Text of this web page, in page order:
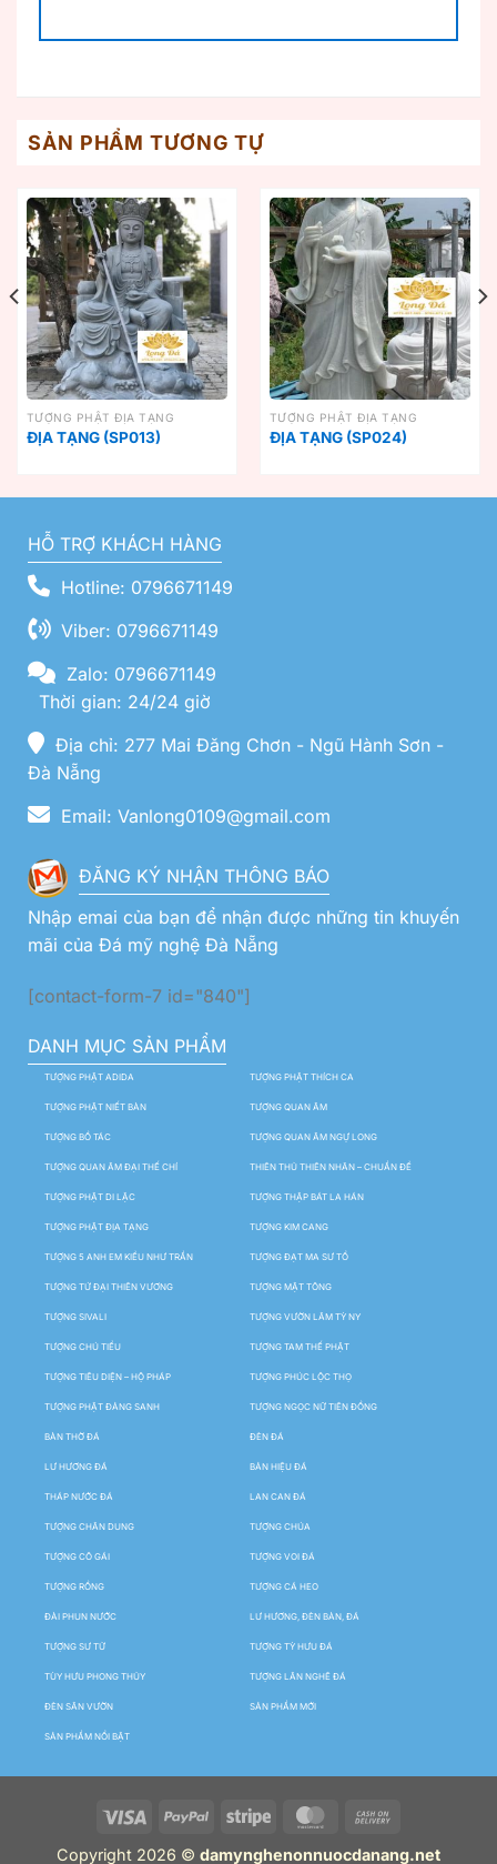
SẢN PHẨM TƯƠNG TỰ
TƯỢNG PHẬT ĐỊA TẠNG
ĐỊA TẠNG (SP013)
TƯỢNG PHẬT ĐỊA TẠNG
ĐỊA TẠNG (SP024)
HỖ TRỢ KHÁCH HÀNG
Hotline: 0796671149
Viber: 0796671149
Zalo: 0796671149
Thời gian: 24/24 giờ
Địa chỉ: 277 Mai Đăng Chơn - Ngũ Hành Sơn -
Đà Nẵng
Email: Vanlong0109@gmail.com
ĐĂNG KÝ NHẬN THÔNG BÁO
Nhập emai của bạn để nhận được những tin khuyến
mãi của Đá mỹ nghệ Đà Nẵng
[contact-form-7 id="840"]
DANH MỤC SẢN PHẨM
TƯỢNG PHẬT ADIDA TƯỢNG PHẬT THÍCH CA
TƯỢNG PHẬT NIẾT BÀN TƯỢNG QUAN ÂM
TƯỢNG BỒ TÁC TƯỢNG QUAN ÂM NGỰ LONG
TƯỢNG QUAN ÂM ĐẠI THẾ CHÍ THIÊN THỦ THIÊN NHÃN – CHUẨN ĐỀ
TƯỢNG PHẬT DI LẶC TƯỢNG THẬP BÁT LA HÁN
TƯỢNG PHẬT ĐỊA TẠNG TƯỢNG KIM CANG
TƯỢNG 5 ANH EM KIỀU NHƯ TRẦN TƯỢNG ĐẠT MA SƯ TỔ
TƯỢNG TỨ ĐẠI THIÊN VƯƠNG TƯỢNG MẬT TÔNG
TƯỢNG SIVALI TƯỢNG VƯỜN LÂM TỲ NY
TƯỢNG CHÚ TIỂU TƯỢNG TAM THẾ PHẬT
TƯỢNG TIÊU DIỆN – HỘ PHÁP TƯỢNG PHÚC LỘC THỌ
TƯỢNG PHẬT ĐẢNG SANH TƯỢNG NGỌC NỮ TIÊN ĐỒNG
BÀN THỜ ĐÁ ĐÈN ĐÁ
LƯ HƯƠNG ĐÁ BẢN HIỆU ĐÁ
THÁP NƯỚC ĐÁ LAN CAN ĐÁ
TƯỢNG CHÂN DUNG TƯỢNG CHÚA
TƯỢNG CÔ GÁI TƯỢNG VOI ĐÁ
TƯỢNG RỒNG TƯỢNG CÁ HEO
ĐÀI PHUN NƯỚC LƯ HƯƠNG, ĐÈN BÀN, ĐÁ
TƯỢNG SƯ TỬ TƯỢNG TỲ HƯU ĐÁ
TÙY HƯU PHONG THỦY TƯỢNG LÂN NGHÊ ĐÁ
ĐÈN SÂN VƯỜN SẢN PHẨM MỚI
SẢN PHẨM NỔI BẬT
Copyright 2026 © damynghenonnuocdanang.net